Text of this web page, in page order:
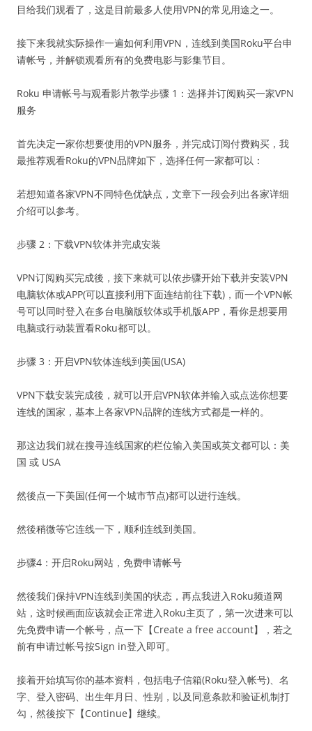
目给我们观看了，这是目前最多人使用VPN的常见用途之一。
接下来我就实际操作一遍如何利用VPN，连线到美国Roku平台申
请帐号，并解锁观看所有的免费电影与影集节目。
Roku 申请帐号与观看影片教学步骤 1：选择并订阅购买一家VPN
服务
首先决定一家你想要使用的VPN服务，并完成订阅付费购买，我
最推荐观看Roku的VPN品牌如下，选择任何一家都可以：
若想知道各家VPN不同特色优缺点，文章下一段会列出各家详细
介绍可以参考。
步骤 2：下载VPN软体并完成安装
VPN订阅购买完成後，接下来就可以依步骤开始下载并安装VPN
电脑软体或APP(可以直接利用下面连结前往下载)，而一个VPN帐
号可以同时登入在多台电脑版软体或手机版APP，看你是想要用
电脑或行动装置看Roku都可以。
步骤 3：开启VPN软体连线到美国(USA)
VPN下载安装完成後，就可以开启VPN软体并输入或点选你想要
连线的国家，基本上各家VPN品牌的连线方式都是一样的。
那这边我们就在搜寻连线国家的栏位输入美国或英文都可以：美
国 或 USA
然後点一下美国(任何一个城市节点)都可以进行连线。
然後稍微等它连线一下，顺利连线到美国。
步骤4：开启Roku网站，免费申请帐号
然後我们保持VPN连线到美国的状态，再点我进入Roku频道网
站，这时候画面应该就会正常进入Roku主页了，第一次进来可以
先免费申请一个帐号，点一下【Create a free account】，若之
前有申请过帐号按Sign in登入即可。
接着开始填写你的基本资料，包括电子信箱(Roku登入帐号)、名
字、登入密码、出生年月日、性别，以及同意条款和验证机制打
勾，然後按下【Continue】继续。